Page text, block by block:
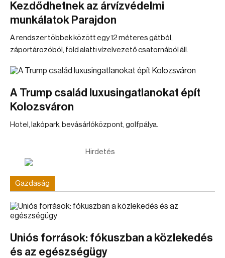
Kezdődhetnek az árvízvédelmi
munkálatok Parajdon
A rendszer többek között egy 12 méteres gátból,
záportározóból, föld alatti vízelvezető csatornából áll.
A Trump család luxusingatlanokat épít
Kolozsváron
Hotel, lakópark, bevásárlóközpont, golfpálya.
Hirdetés
Gazdaság
Uniós források: fókuszban a közlekedés
és az egészségügy